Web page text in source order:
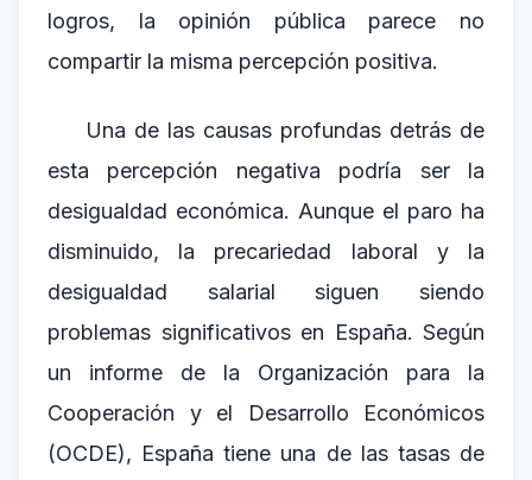
logros, la opinión pública parece no
compartir la misma percepción positiva.
Una de las causas profundas detrás de
esta percepción negativa podría ser la
desigualdad económica. Aunque el paro ha
disminuido, la precariedad laboral y la
desigualdad salarial siguen siendo
problemas significativos en España. Según
un informe de la Organización para la
Cooperación y el Desarrollo Económicos
(OCDE), España tiene una de las tasas de